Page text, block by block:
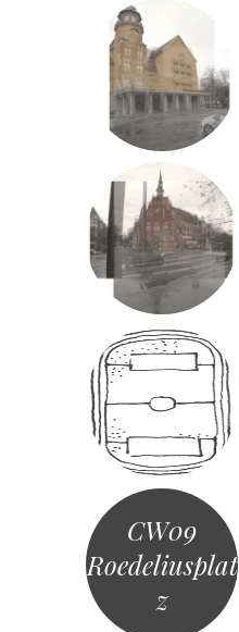
CW09
Roedeliusplat
z